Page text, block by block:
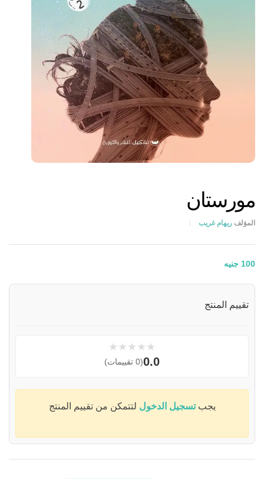
مورستان
المؤلف ريهام غريب
100 جنيه
تقييم المنتج
★
★
★
★
★
0.0(0 تقييمات)
يجبتسجيل الدخول لتتمكن من تقييم المنتج